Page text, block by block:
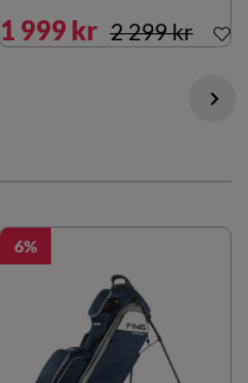
1 999 kr 2 299 kr
6